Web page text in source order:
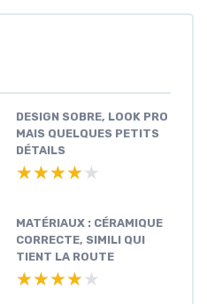
DESIGN SOBRE, LOOK PRO
MAIS QUELQUES PETITS
DÉTAILS
★★★★★
★★★★★
MATÉRIAUX : CÉRAMIQUE
CORRECTE, SIMILI QUI
TIENT LA ROUTE
★★★★★
★★★★★